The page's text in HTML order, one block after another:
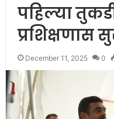
पहिल्या
प्रशिक्षणास
December 11, 2025 0